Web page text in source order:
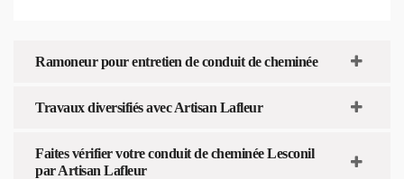
Ramoneur pour entretien de conduit de cheminée
Travaux diversifiés avec Artisan Lafleur
Faites vérifier votre conduit de cheminée Lesconil
par Artisan Lafleur